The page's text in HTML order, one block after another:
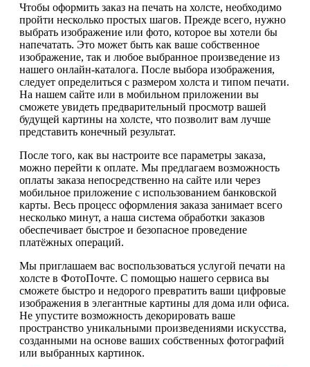
Чтобы оформить заказ на печать на холсте, необходимо
пройти несколько простых шагов. Прежде всего, нужно
выбрать изображение или фото, которое вы хотели бы
напечатать. Это может быть как ваше собственное
изображение, так и любое выбранное произведение из
нашего онлайн-каталога. После выбора изображения,
следует определиться с размером холста и типом печати.
На нашем сайте или в мобильном приложении вы
сможете увидеть предварительный просмотр вашей
будущей картины на холсте, что позволит вам лучше
представить конечный результат.
После того, как вы настроите все параметры заказа,
можно перейти к оплате. Мы предлагаем возможность
оплаты заказа непосредственно на сайте или через
мобильное приложение с использованием банковской
карты. Весь процесс оформления заказа занимает всего
несколько минут, а наша система обработки заказов
обеспечивает быстрое и безопасное проведение
платёжных операций.
Мы приглашаем вас воспользоваться услугой печати на
холсте в ФотоПочте. С помощью нашего сервиса вы
сможете быстро и недорого превратить ваши цифровые
изображения в элегантные картины для дома или офиса.
Не упустите возможность декорировать ваше
пространство уникальными произведениями искусства,
созданными на основе ваших собственных фотографий
или выбранных картинок.